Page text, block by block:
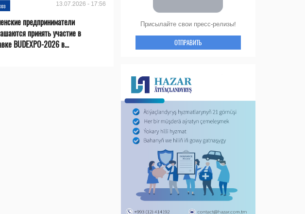
13.07.2026 - 17:56
предприниматели
принять участие в
BUDEXPO-2026 в...
Присылайте свои пресс-релизы!
ОТПРАВИТЬ